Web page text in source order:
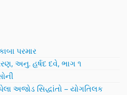
પરમાર
અનુ. હર્ષદ દવે, ભાગ ૧
અજોડ સિદ્ધાંતો – યોગતિલક